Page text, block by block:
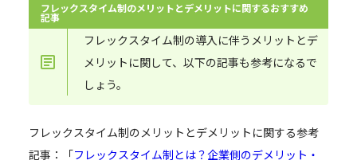
フレックスタイム制のメリットとデメリットに関するおすすめ
記事
フレックスタイム制の導入に伴うメリットとデ
メリットに関して、以下の記事も参考になるで
しょう。
フレックスタイム制のメリットとデメリットに関する参考
記事：「フレックスタイム制とは？企業側のデメリット・